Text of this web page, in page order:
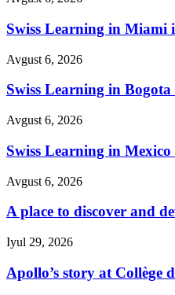
Swiss Learning in Miami
Avgust 6, 2026
Swiss Learning in
Avgust 6, 2026
Swiss Learning in
Avgust 6, 2026
A place to discover and
Iyul 29, 2026
Apollo’s story at Collège